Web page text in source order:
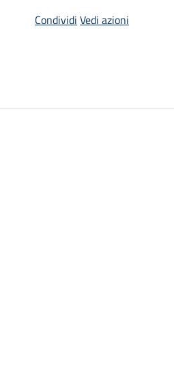
Condividi Vedi azioni